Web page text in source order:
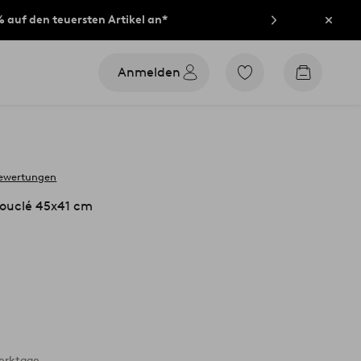
auf den teuersten Artikel an*
Anmelden
Zu
Zum
45x41 cm